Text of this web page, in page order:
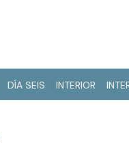
DÍA SEIS INTERIOR